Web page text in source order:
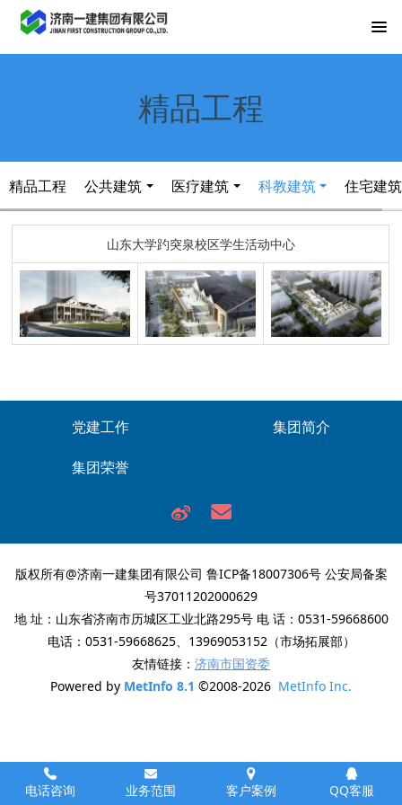
精品工程
精品工程 公共建筑 医疗建筑 科教建筑 住宅建筑
山东大学趵突泉校区学生活动中心
党建工作 集团简介
集团荣誉
版权所有@济南一建集团有限公司 鲁ICP备18007306号公安局备案
号37011202000629
地 址：山东省济南市历城区工业北路295号 电 话：0531-59668600
电话：0531-59668625、13969053152（市场拓展部）
友情链接： 济南市国资委
Powered by MetInfo 8.1 ©2008-2026 MetInfo Inc.
电话咨询 业务范围 客户案例 QQ客服